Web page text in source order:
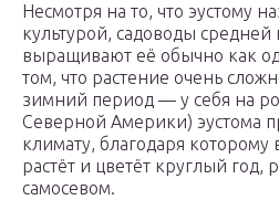
Несмотря на то, что эустому
культурой, садоводы средней
выращивают её обычно как
том, что растение очень
зимний период — у себя на
Северной Америки) эустома
климату, благодаря
растёт и цветёт круглый год,
самосевом.